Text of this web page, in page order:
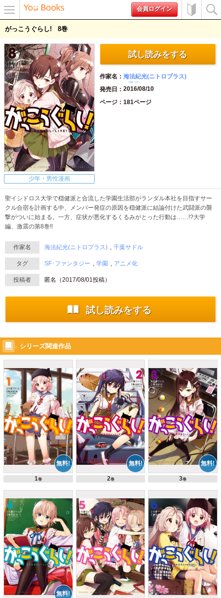
ー
会員ログイン
がっこうぐらし! 8
少年・男性漫画
試し読みをする
作家名
海法紀光(ニトロプラス)
千葉サドル
発売日
2016/08/10
ページ
181ページ
聖イシドロス大学で穏健派と合流した学園生活部がランダル本社を目指すサー
クル合宿を計画する中、メンバー発症の原因を穏健派に結論付けた武闘派の襲
撃がついに始まる。一方、症状が悪化するくるみがとった行動は……!?大学
編、激震の第8巻!!
作家名 海法紀光(ニトロプラス) 千葉サドル
タグ SF･ファンタジー 学園 アニメ化
投稿者 匿名（2017/08/01投稿）
試し読みをする
シリーズ関連作品
1巻 2巻 3巻